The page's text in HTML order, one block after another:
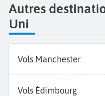
Autres
Uni
Vols Manchester
Vols Édimbourg